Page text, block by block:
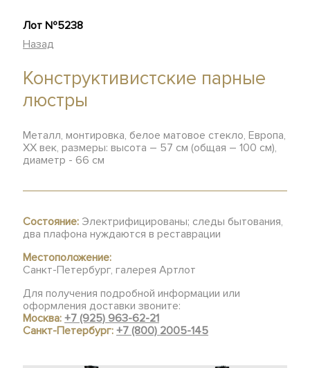
Лот №5238
Назад
Конструктивистские парные
люстры
Металл, монтировка, белое матовое стекло, Европа,
ХХ век, размеры: высота – 57 см (общая – 100 см),
диаметр - 66 см
Состояние: Электрифицированы; следы бытования,
два плафона нуждаются в реставрации
Местоположение:
Санкт-Петербург, галерея Артлот
Для получения подробной информации или
оформления доставки звоните:
Москва:+7 (925) 963-62-21
Санкт-Петербург:+7 (800) 2005-145